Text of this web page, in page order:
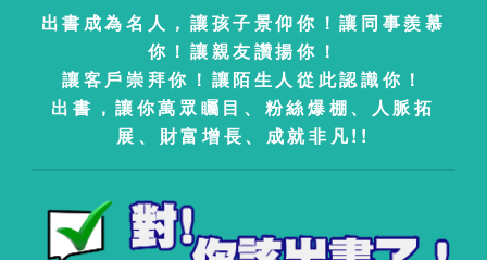
出書成為名人，讓孩子景仰你！讓同事羨慕
你！讓親友讚揚你！
讓客戶崇拜你！讓陌生人從此認識你！
出書，讓你萬眾矚目、粉絲爆棚、人脈拓
展、財富增長、成就非凡!!